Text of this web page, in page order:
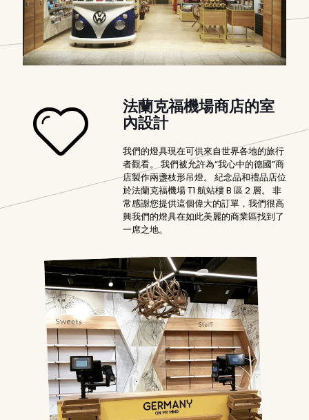
法蘭克福機場商店的室
內設計
我們的燈具現在可供來自世界各地的旅行
者觀看。 我們被允許為“我心中的德國”商
店製作兩盞枝形吊燈。 紀念品和禮品店位
於法蘭克福機場 T1 航站樓 B 區 2 層。 非
常感謝您提供這個偉大的訂單，我們很高
興我們的燈具在如此美麗的商業區找到了
一席之地。